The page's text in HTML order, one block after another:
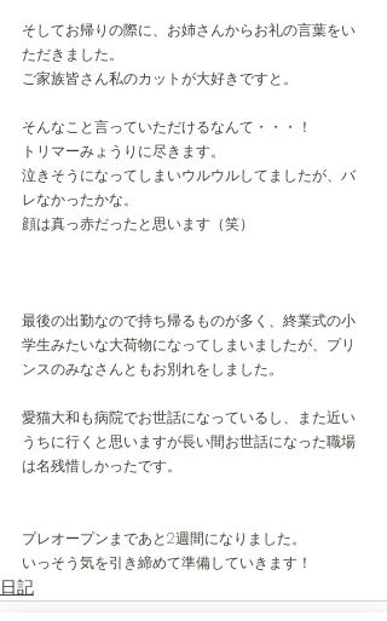
そしてお帰りの際に、お姉さんからお礼の言葉をい
ただきました。
ご家族皆さん私のカットが大好きですと。
そんなこと言っていただけるなんて・・・！
トリマーみょうりに尽きます。
泣きそうになってしまいウルウルしてましたが、バ
レなかったかな。
顔は真っ赤だったと思います（笑）
最後の出勤なので持ち帰るものが多く、終業式の小
学生みたいな大荷物になってしまいましたが、プリ
ンスのみなさんともお別れをしました。
愛猫大和も病院でお世話になっているし、また近い
うちに行くと思いますが長い間お世話になった職場
は名残惜しかったです。
プレオープンまであと2週間になりました。
いっそう気を引き締めて準備していきます！
日記